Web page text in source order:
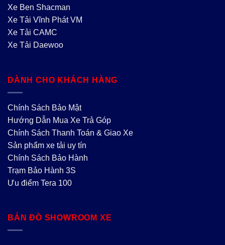
Xe Ben Shacman
Xe Tải Vĩnh Phát VM
Xe Tải CAMC
Xe Tải Daewoo
DÀNH CHO KHÁCH HÀNG
Chính Sách Bảo Mật
Hướng Dẫn Mua Xe Trả Góp
Chính Sách Thanh Toán & Giao Xe
Sản phẩm xe tải uy tín
Chính Sách Bảo Hành
Trạm Bảo Hành 3S
Ưu điểm Tera 100
BẢN ĐỒ SHOWROOM XE